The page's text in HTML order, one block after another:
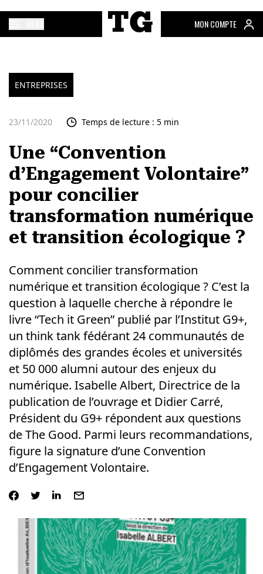
MON COMPTE
ENTREPRISES
23/11/2020 Temps de lecture : 5 min
Une “Convention
d’Engagement Volontaire”
pour concilier
transformation numérique
et transition écologique ?
Comment concilier transformation
numérique et transition écologique ? C’est la
question à laquelle cherche à répondre le
livre “Tech it Green” publié par l’Institut G9+,
un think tank fédérant 24 communautés de
diplômés des grandes écoles et universités
et 50 000 alumni autour des enjeux du
numérique. Isabelle Albert, Directrice de la
publication de l’ouvrage et Didier Carré,
Président du G9+ répondent aux questions
de The Good. Parmi leurs recommandations,
figure la signature d’une Convention
d’Engagement Volontaire.